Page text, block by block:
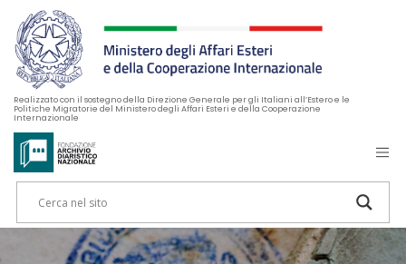
Realizzato con il sostegno della Direzione Generale per gli Italiani all’Estero e le
Politiche Migratorie del Ministero degli Affari Esteri e della Cooperazione
Internazionale